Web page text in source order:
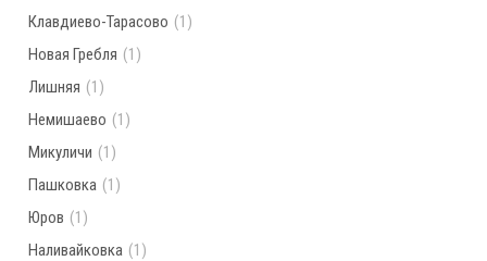
Клавдиево-Тарасово (1)
Новая Гребля (1)
Лишняя (1)
Немишаево (1)
Микуличи (1)
Пашковка (1)
Юров (1)
Наливайковка (1)